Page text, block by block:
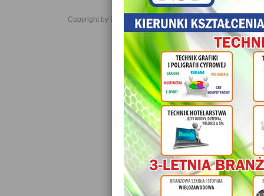
Copyright by Daniel JabĹoĹski 2006-2021. All rights